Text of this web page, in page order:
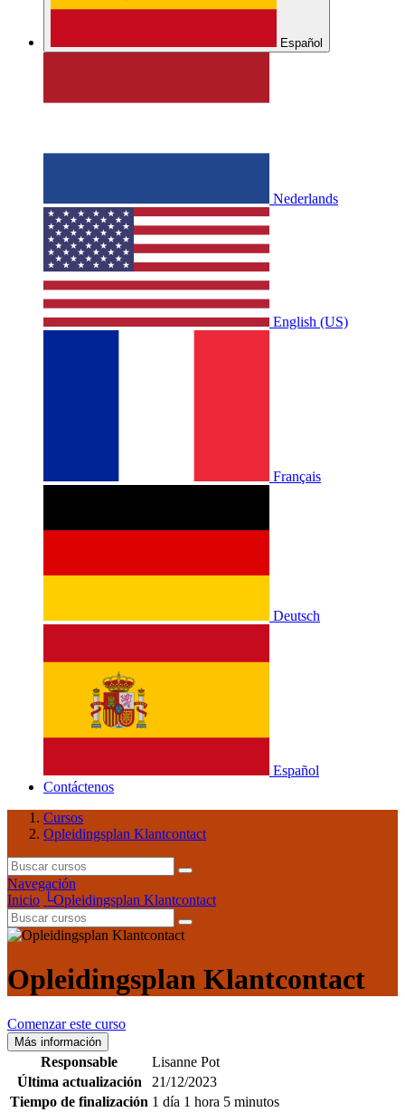
Español
Nederlands
English (US)
Français
Deutsch
Español
Contáctenos
Cursos
Opleidingsplan Klantcontact
Navegación
Inicio └Opleidingsplan Klantcontact
Opleidingsplan Klantcontact
Comenzar este curso
Más información
Responsable
Lisanne Pot
Última actualización
21/12/2023
Tiempo de finalización 1 día 1 hora 5 minutos